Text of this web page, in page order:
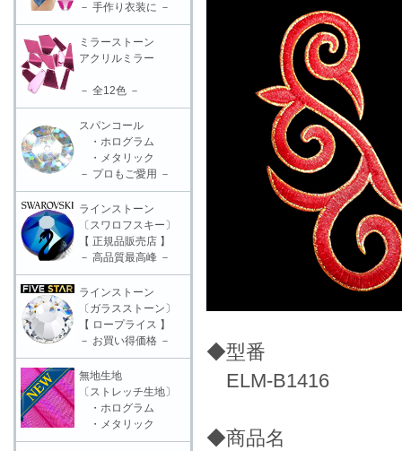
◆型番
ELM-B1416
◆商品名
－ 手作り衣装に －
ミラーストーン
アクリルミラー
－ 全12色 －
スパンコール
・ホログラム
・メタリック
－ プロもご愛用 －
ラインストーン
〔スワロフスキー〕
【 正規品販売店 】
－ 高品質最高峰 －
ラインストーン
〔ガラスストーン〕
【 ロープライス 】
－ お買い得価格 －
無地生地
〔ストレッチ生地〕
・ホログラム
・メタリック